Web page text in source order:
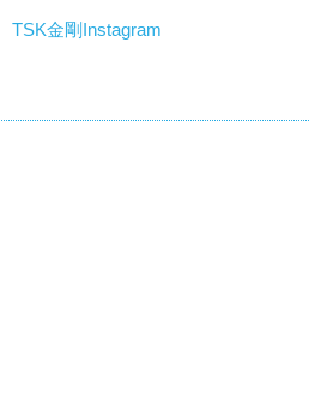
TSK金剛Instagram